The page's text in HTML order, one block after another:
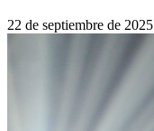
22 de septiembre de 2025